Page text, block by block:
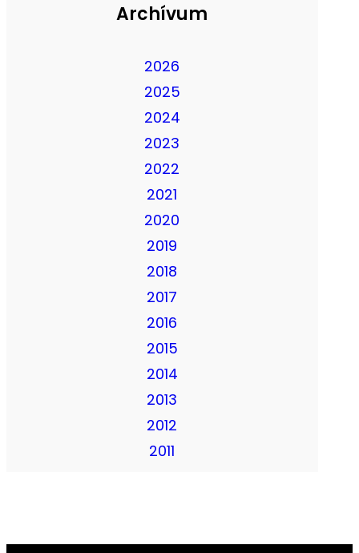
Archívum
2026
2025
2024
2023
2022
2021
2020
2019
2018
2017
2016
2015
2014
2013
2012
2011